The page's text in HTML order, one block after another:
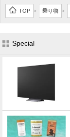
TOP > 乗り物 >
Special